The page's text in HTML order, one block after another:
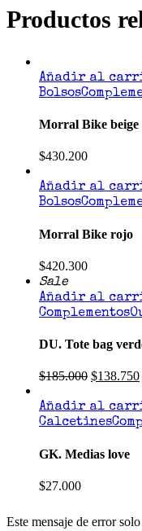
Productos
Añadir al
Bolsos
Morral Bike beige
$430.200
Añadir al
Bolsos
Morral Bike rojo
$420.300
Sale
Añadir al
Complementos
DU. Tote bag
$185.000 $138.750
Añadir al
Calcetines
GK. Medias love
$27.000
Este mensaje de error